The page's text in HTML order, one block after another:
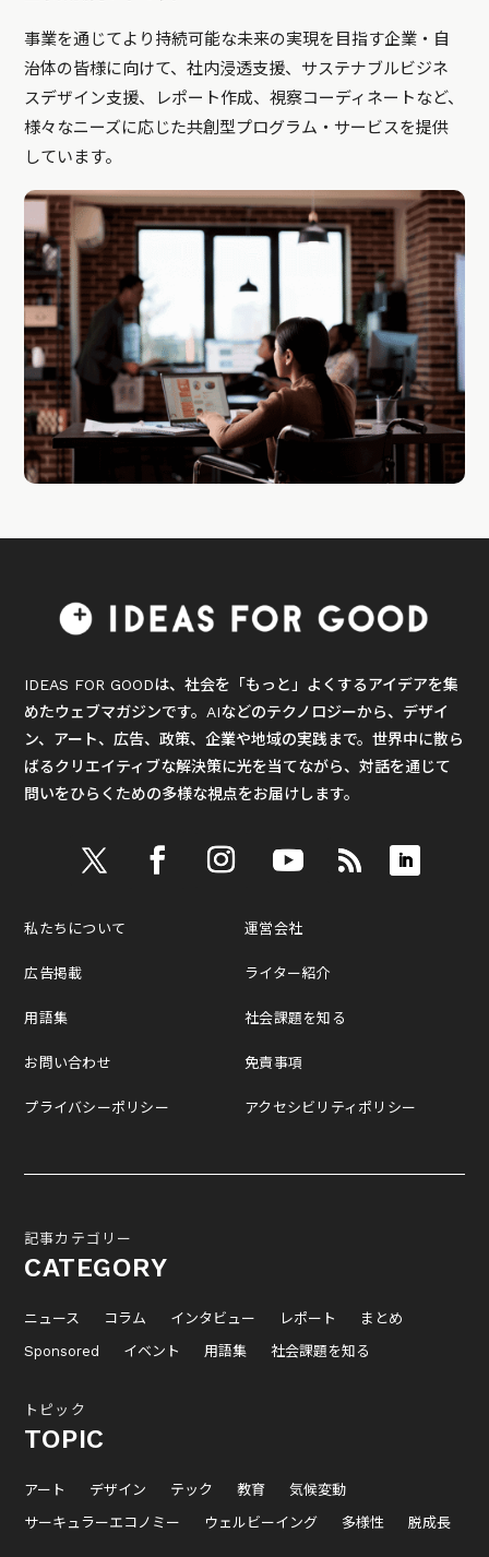
事業を通じてより持続可能な未来の実現を目指す企業・自
治体の皆様に向けて、社内浸透支援、サステナブルビジネ
スデザイン支援、レポート作成、視察コーディネートなど、
様々なニーズに応じた共創型プログラム・サービスを提供
しています。
IDEAS FOR GOODは、社会を「もっと」よくするアイデアを集
めたウェブマガジンです。AIなどのテクノロジーから、デザイ
ン、アート、広告、政策、企業や地域の実践まで。世界中に散ら
ばるクリエイティブな解決策に光を当てながら、対話を通じて
問いをひらくための多様な視点をお届けします。
私たちについて
広告掲載
用語集
お問い合わせ
プライバシーポリシー
運営会社
ライター紹介
社会課題を知る
免責事項
アクセシビリティポリシー
記事カテゴリー
CATEGORY
ニュース コラム インタビュー レポート
まとめ
Sponsored
イベント 用語集 社会課題を知る
トピック
TOPIC
アート デザイン テック 教育
気候変動
サーキュラーエコノミー
ウェルビーイング 多様性 脱成長